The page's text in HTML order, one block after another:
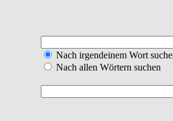
Nach irgendeinem Wort
Nach allen Wörtern suchen